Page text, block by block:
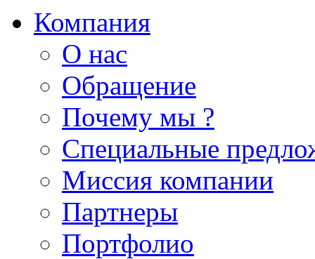
Компания
О нас
Обращение
Почему мы ?
Специальные
Миссия компании
Партнеры
Портфолио